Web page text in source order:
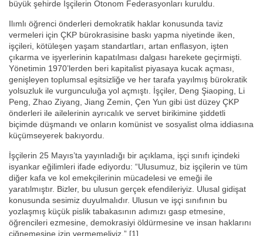
büyük şehirde İşçilerin Otonom Federasyonları kuruldu.
Ilımlı öğrenci önderleri demokratik haklar konusunda taviz
vermeleri için ÇKP bürokrasisine baskı yapma niyetinde iken,
işçileri, kötüleşen yaşam standartları, artan enflasyon, işten
çıkarma ve işyerlerinin kapatılması dalgası harekete geçirmişti.
Yönetimin 1970’lerden beri kapitalist piyasaya kucak açması,
genişleyen toplumsal eşitsizliğe ve her tarafa yayılmış bürokratik
yolsuzluk ile vurgunculuğa yol açmıştı. İşçiler, Deng Şiaoping, Li
Peng, Zhao Ziyang, Jiang Zemin, Çen Yun gibi üst düzey ÇKP
önderleri ile ailelerinin ayrıcalık ve servet birikimine şiddetli
biçimde düşmandı ve onların komünist ve sosyalist olma iddiasına
küçümseyerek bakıyordu.
İşçilerin 25 Mayıs’ta yayınladığı bir açıklama, işçi sınıfı içindeki
isyankar eğilimleri ifade ediyordu: “Ulusumuz, biz işçilerin ve tüm
diğer kafa ve kol emekçilerinin mücadelesi ve emeği ile
yaratılmıştır. Bizler, bu ulusun gerçek efendileriyiz. Ulusal gidişat
konusunda sesimiz duyulmalıdır. Ulusun ve işçi sınıfının bu
yozlaşmış küçük pislik tabakasının adımızı gasp etmesine,
öğrencileri ezmesine, demokrasiyi öldürmesine ve insan haklarını
çiğnemesine izin vermemeliyiz.” [1]